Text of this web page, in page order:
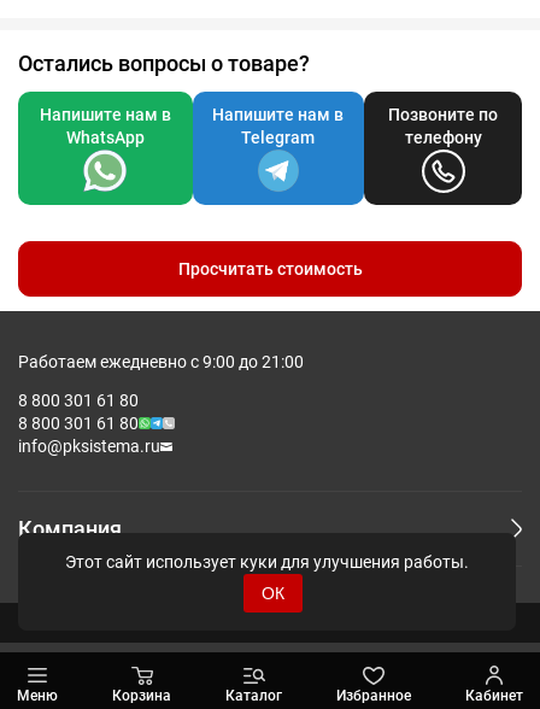
B 68 72
C 68 68,5 70 70,5 71
Допускаются отклонения в 5% от указанных параметров по
размеру и цвету.
Остались вопросы о товаре?
Напишите нам в
WhatsApp
Напишите нам в
Telegram
Позвоните по
телефону
Просчитать стоимость
Работаем ежедневно с 9:00 до 21:00
8 800 301 61 80
8 800 301 61 80
info@pksistema.ru
Компания
Меню Корзина Каталог Избранное Кабинет
Этот сайт использует куки для улучшения работы.
ОК